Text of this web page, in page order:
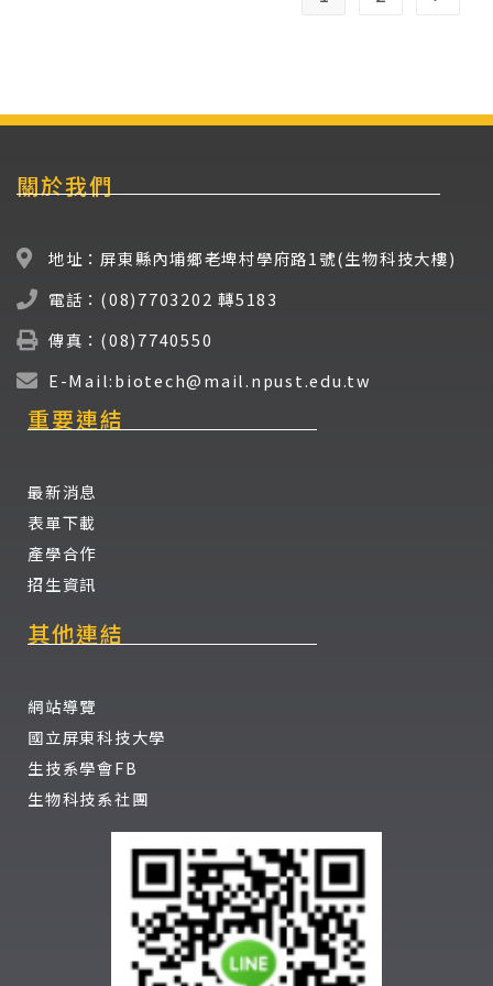
關於我們
地址：屏東縣內埔鄉老埤村學府路1號(生物科技大樓)
電話：(08)7703202 轉5183
傳真：(08)7740550
E-Mail:biotech@mail.npust.edu.tw
重要連結
最新消息
表單下載
產學合作
招生資訊
其他連結
網站導覽
國立屏東科技大學
生技系學會FB
生物科技系社團